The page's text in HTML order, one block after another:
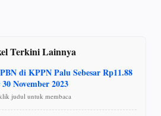
Terkini Lainnya
di KPPN Palu Sebesar Rp11.88
November 2023
judul untuk membaca